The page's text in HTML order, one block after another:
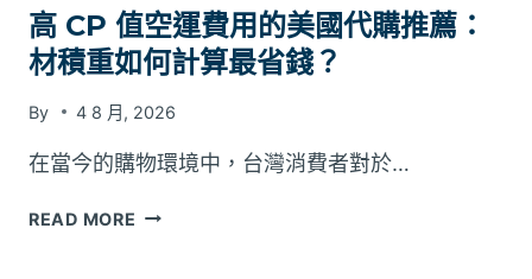
傅
提
供
相
高 CP 值空運費用的美國代購推薦：
材積重如何計算最省錢？
By 4 8 月, 2026
在當今的購物環境中，台灣消費者對於…
READ MORE 高